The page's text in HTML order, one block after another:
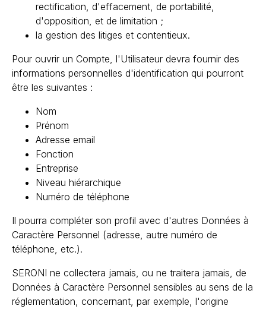
rectification, d'effacement, de portabilité,
d'opposition, et de limitation ;
la gestion des litiges et contentieux.
Pour ouvrir un Compte, l'Utilisateur devra fournir des
informations personnelles d'identification qui pourront
être les suivantes :
Nom
Prénom
Adresse email
Fonction
Entreprise
Niveau hiérarchique
Numéro de téléphone
Il pourra compléter son profil avec d'autres Données à
Caractère Personnel (adresse, autre numéro de
téléphone, etc.).
SERONI ne collectera jamais, ou ne traitera jamais, de
Données à Caractère Personnel sensibles au sens de la
réglementation, concernant, par exemple, l'origine